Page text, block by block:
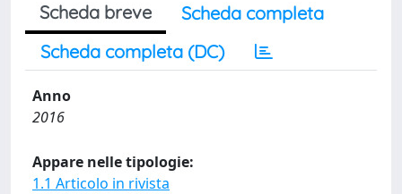
Scheda breve
Scheda completa
Scheda completa (DC)
Anno
2016
Appare nelle tipologie:
1.1 Articolo in rivista